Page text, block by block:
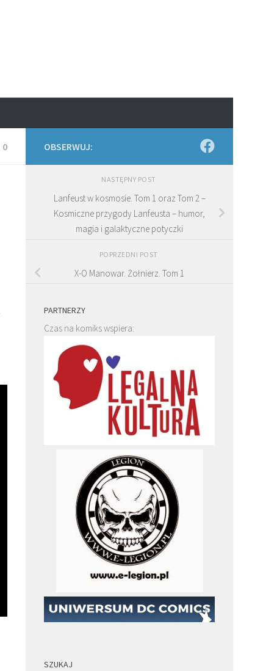
0 OBSERWUJ:
NASTĘPNY POST
Lanfeust w kosmosie. Tom 1 oraz Tom 2 –
Kosmiczne przygody Lanfeusta – humor,
magia i galaktyczne potyczki
POPRZEDNI POST
X-O Manowar. Żołnierz. Tom 1
PARTNERZY
Czas na komiks wspiera:
SZUKAJ